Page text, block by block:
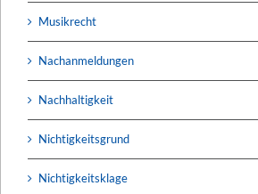
Musikrecht
Nachanmeldungen
Nachhaltigkeit
Nichtigkeitsgrund
Nichtigkeitsklage